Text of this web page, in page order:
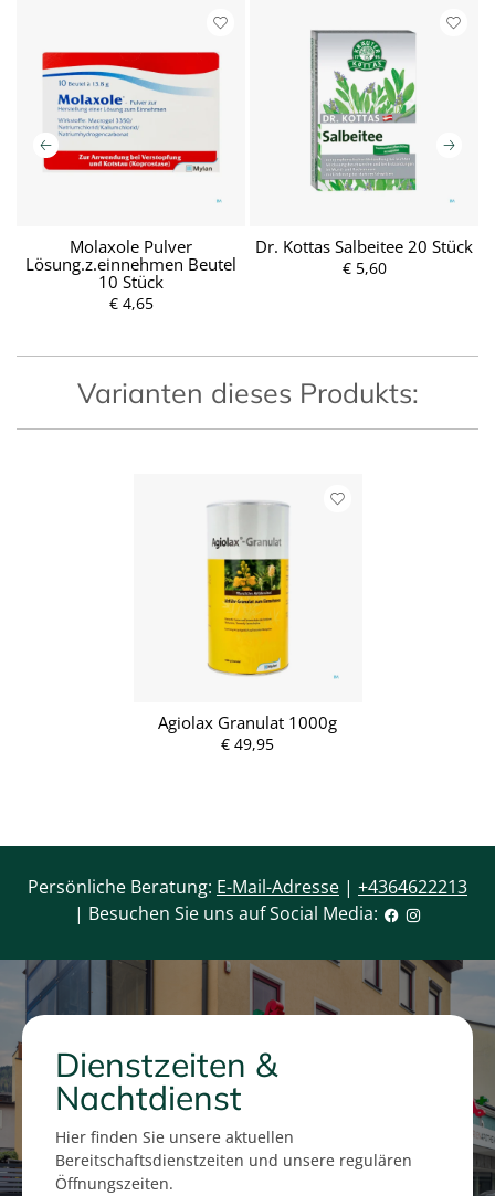
Molaxole Pulver
Lösung.z.einnehmen Beutel
10 Stück
€ 4,65
Dr. Kottas Salbeitee 20 Stück
€ 5,60
P
Varianten dieses Produkts:
Agiolax Granulat 1000g
€ 49,95
Persönliche Beratung: E-Mail-Adresse | +4364622213
| Besuchen Sie uns auf Social Media:
Dienstzeiten &
Nachtdienst
Hier finden Sie unsere aktuellen
Bereitschaftsdienstzeiten und unsere regulären
Öffnungszeiten.